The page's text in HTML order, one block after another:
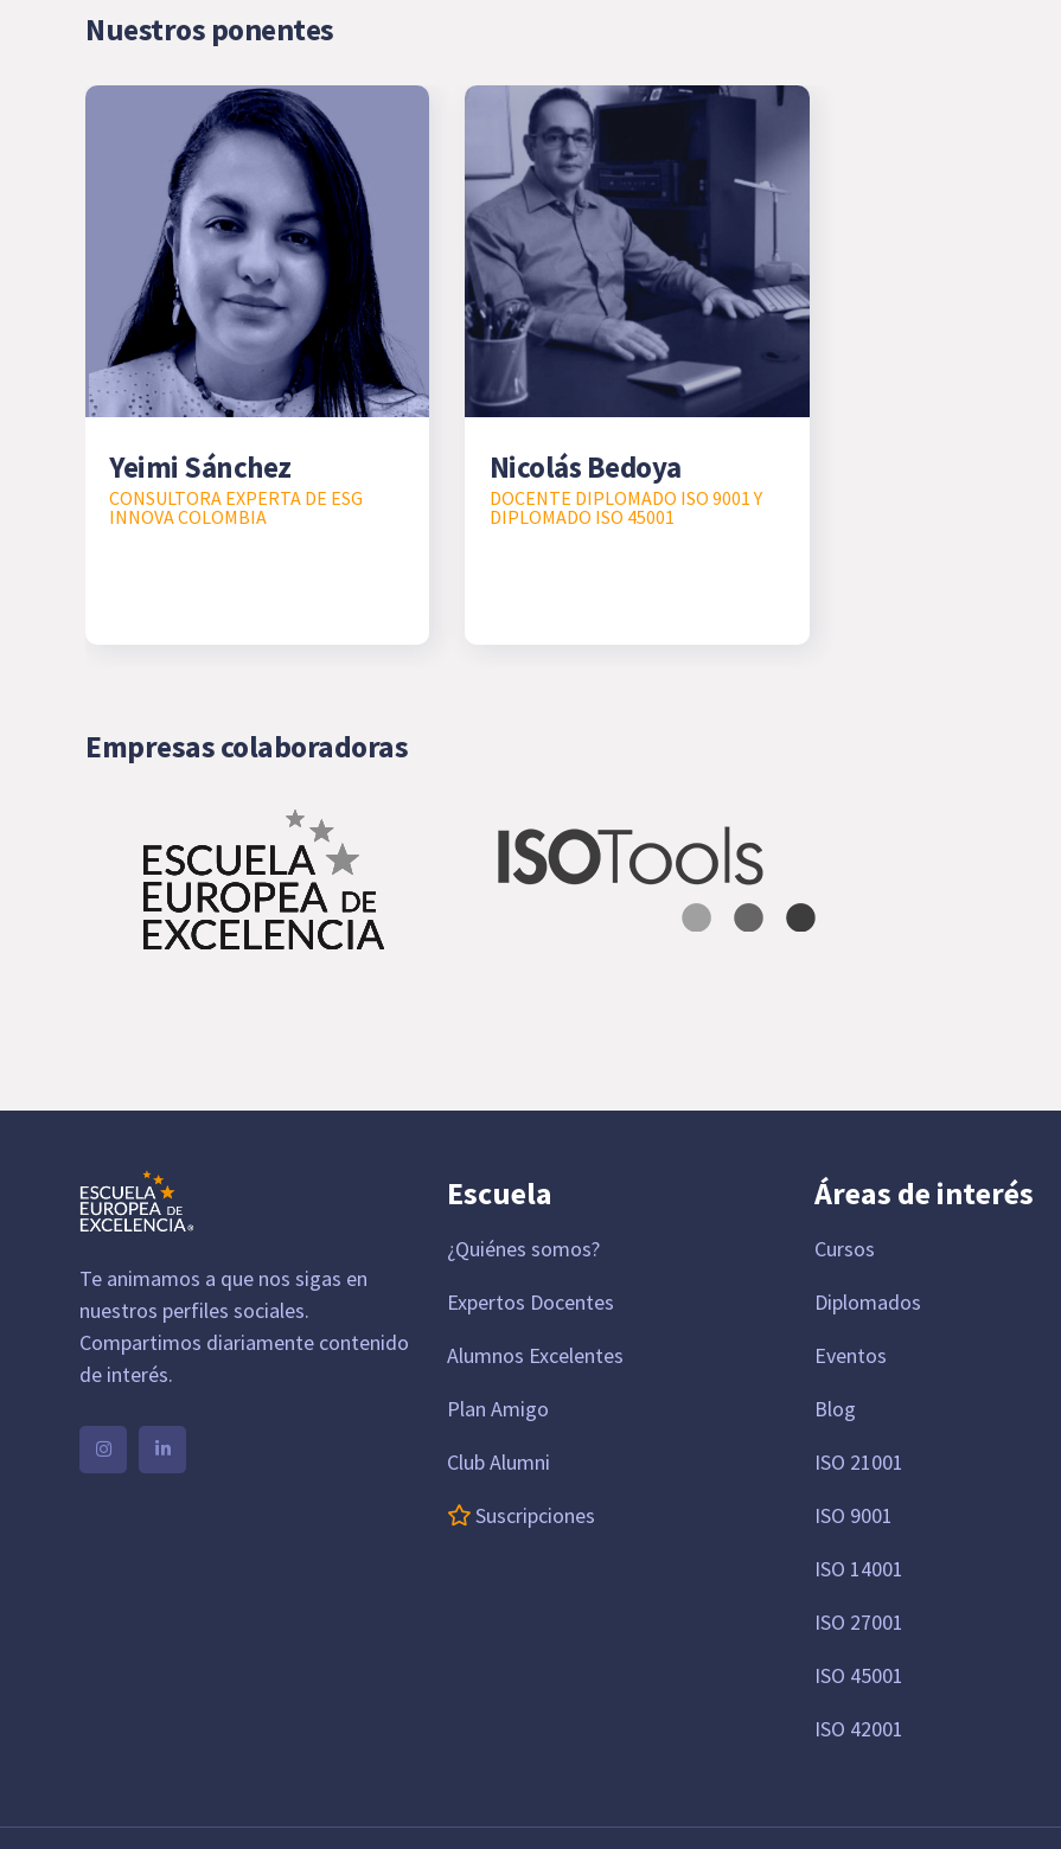
Nuestros ponentes
Yeimi Sánchez
CONSULTORA EXPERTA DE ESG
INNOVA COLOMBIA
Nicolás Bedoya
DOCENTE DIPLOMADO ISO 9001 Y
DIPLOMADO ISO 45001
Empresas colaboradoras
Te animamos a que nos sigas en
nuestros perfiles sociales.
Compartimos diariamente contenido
de interés.
Escuela
¿Quiénes somos?
Expertos Docentes
Alumnos Excelentes
Plan Amigo
Club Alumni
Suscripciones
Áreas de interés
Cursos
Diplomados
Eventos
Blog
ISO 21001
ISO 9001
ISO 14001
ISO 27001
ISO 45001
ISO 42001